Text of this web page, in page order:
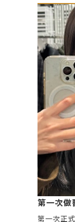
肩頸線條、小腿肌
越多越好
一定要由
第一次做
第一次正